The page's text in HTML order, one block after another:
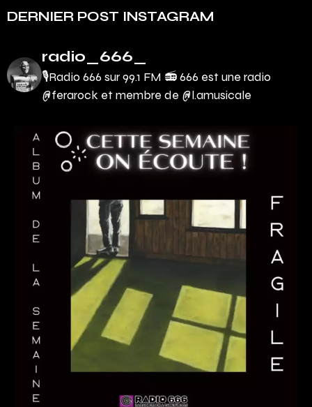
DERNIER POST INSTAGRAM
radio_666_
🎙Radio 666 sur 99.1 FM 📻666 est une radio
@ferarock et membre de @l.amusicale